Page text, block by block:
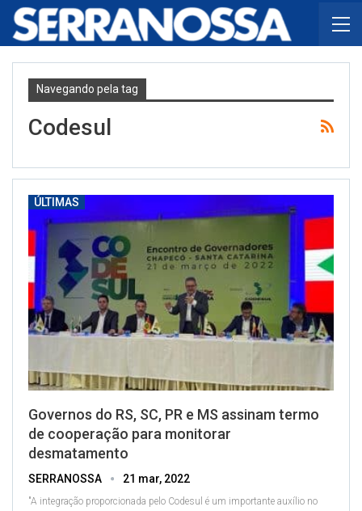
Navegando pela tag
Codesul
ÚLTIMAS
Governos do RS, SC, PR e MS assinam termo
de cooperação para monitorar
desmatamento
SERRANOSSA 21 mar, 2022
"A integração proporcionada pelo Codesul é um importante auxílio no